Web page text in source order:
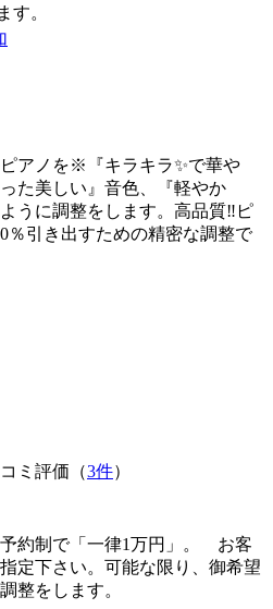
す。
アノを※『キラキラ✨で華や
た美しい』音色、『軽やか
うに調整をします。高品質‼ピ
％引き出すための精密な調整で
ミ評価（3件）
約制で「一律1万円」。 お客
定下さい。可能な限り、御希望
整をします。